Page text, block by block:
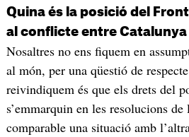
Quina és la posició del
al conflicte entre Catalunya
Nosaltres no ens fiquem en
al món, per una qüestió de
reivindiquem és que els drets del
s’emmarquin en les resolucions
comparable una situació amb